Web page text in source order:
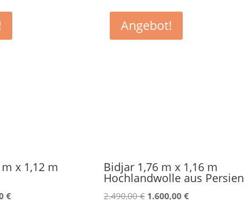
x 1,12 m
€Aktueller
Angebot!
Bidjar 1,76 m x 1,16 m
Hochlandwolle aus Persien
2.490,00€ Ursprünglicher
1.600,00€Aktueller